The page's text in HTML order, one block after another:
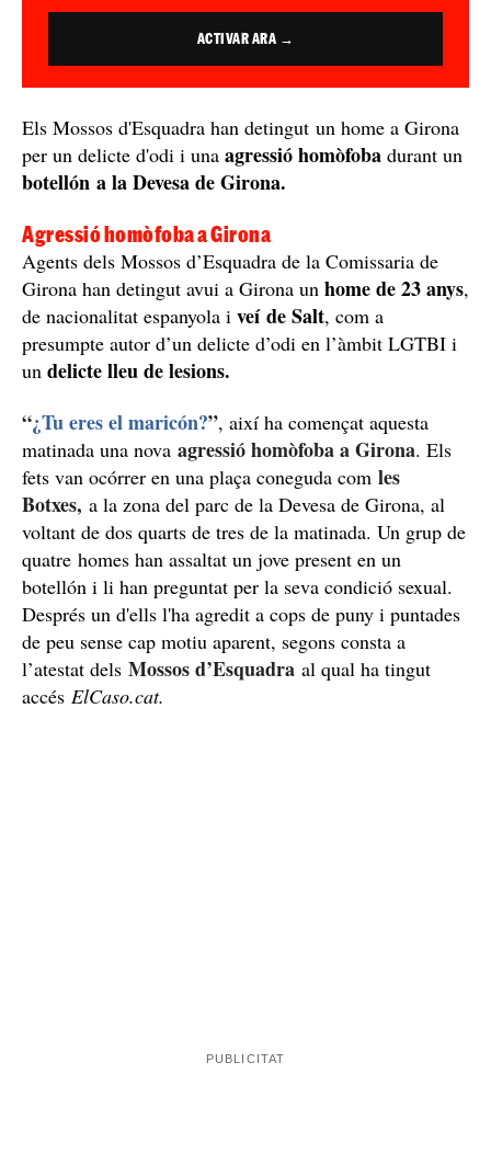
ACTIVAR ARA →
Els Mossos d'Esquadra han detingut un home a Girona
per un delicte d'odi i una agressió homòfoba durant un
botellón a la Devesa de Girona.
Agressió homòfoba a Girona
Agents dels Mossos d’Esquadra de la Comissaria de
Girona han detingut avui a Girona un home de 23 anys,
de nacionalitat espanyola i veí de Salt, com a
presumpte autor d’un delicte d’odi en l’àmbit LGTBI i
un delicte lleu de lesions.
“¿Tu eres el maricón?”, així ha començat aquesta
matinada una nova agressió homòfoba a Girona. Els
fets van ocórrer en una plaça coneguda com les
Botxes, a la zona del parc de la Devesa de Girona, al
voltant de dos quarts de tres de la matinada. Un grup de
quatre homes han assaltat un jove present en un
botellón i li han preguntat per la seva condició sexual.
Després un d'ells l'ha agredit a cops de puny i puntades
de peu sense cap motiu aparent, segons consta a
l’atestat dels Mossos d’Esquadra al qual ha tingut
accés ElCaso.cat.